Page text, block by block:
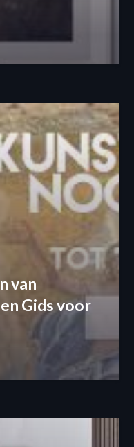
van
Gids voor